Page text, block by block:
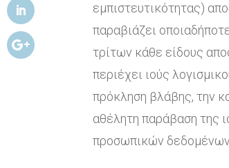
εμπιστευτικότητας)
παραβιάζει
τρίτων κάθε είδους
περιέχει ιούς
πρόκληση βλάβης, την
αθέλητη παράβαση της
προσωπικών